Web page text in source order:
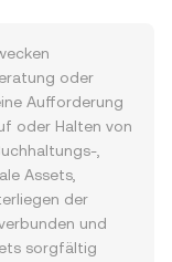
oder
Aufforderung
oder Halten von
,
Assets,
der
und
sorgfältig